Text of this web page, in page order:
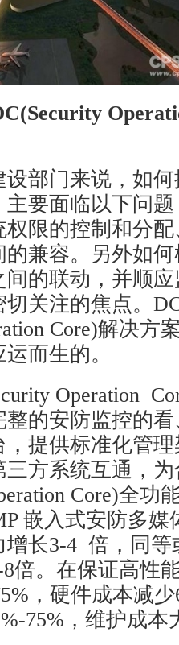
部门来说，如何
主要面临以下问
限的控制和分
兼容。另外如
的联动，并顺
关注的焦点。
Core)解决方
而生的。
Operation
的安防监控的
提供标准化管
方系统互通，
Core)全功
嵌入式安防多
长3-4 倍，同等
倍。在保证高性
，硬件成本减
75%，维护成本